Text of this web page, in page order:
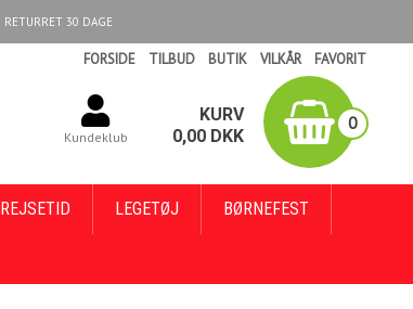
RETURRET 30 DAGE
FORSIDE TILBUD BUTIK VILKÅR FAVORIT
KURV 0
0,00 DKK
Kundeklub
REJSETID LEGETØJ BØRNEFEST